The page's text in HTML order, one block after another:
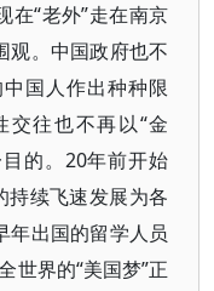
在“老外”走在南京
观。中国政府也不
国人作出种种限
交往也不再以“金
的。20年前开始
持续飞速发展为各
年出国的留学人员
世界的“美国梦”正